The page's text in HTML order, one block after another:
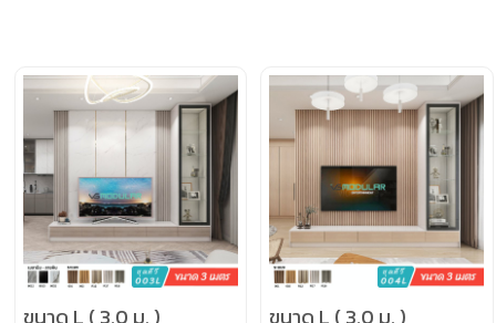
ขนาด L ( 3.0 ม. ) ขนาด L ( 3.0 ม. )